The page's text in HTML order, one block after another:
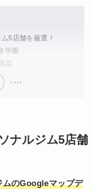
5店舗を厳選！
学園
店
ナルジム5店舗
ムのGoogleマップデ